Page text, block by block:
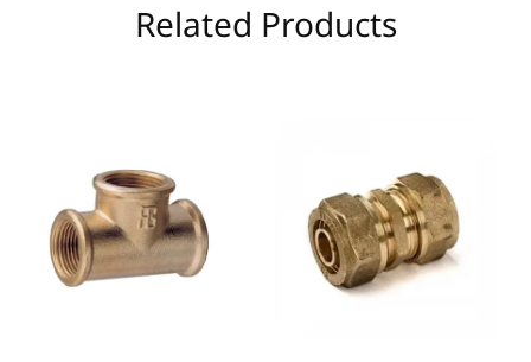
Related Products